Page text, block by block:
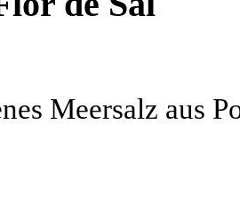
Meersalz aus